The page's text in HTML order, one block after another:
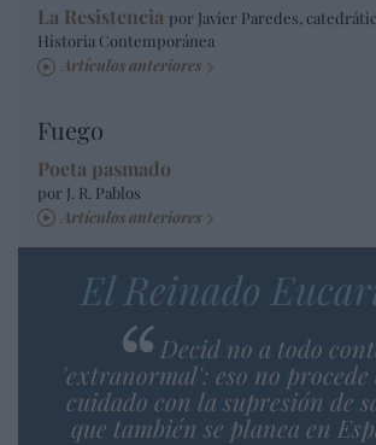
La Resistencia por Javier Paredes,
Historia Contemporánea
Artículos anteriores
Fuego
Poeta pasmado
por J. R. Pablos
Artículos anteriores
El Reinado
Decid no a todo
'extranormal': eso no procede
cuidado con la supresión de
que también se planea en